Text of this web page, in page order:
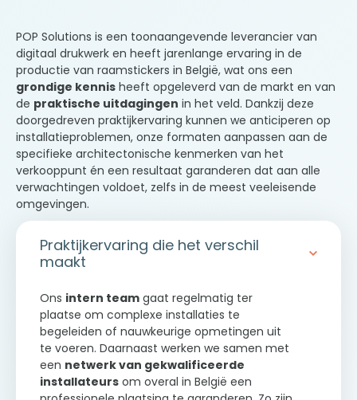
POP Solutions is een toonaangevende leverancier van
digitaal drukwerk en heeft jarenlange ervaring in de
productie van raamstickers in België, wat ons een
grondige kennis heeft opgeleverd van de markt en van
de praktische uitdagingen in het veld. Dankzij deze
doorgedreven praktijkervaring kunnen we anticiperen op
installatieproblemen, onze formaten aanpassen aan de
specifieke architectonische kenmerken van het
verkooppunt én een resultaat garanderen dat aan alle
verwachtingen voldoet, zelfs in de meest veeleisende
omgevingen.
Praktijkervaring die het verschil
maakt
Ons intern team gaat regelmatig ter
plaatse om complexe installaties te
begeleiden of nauwkeurige opmetingen uit
te voeren. Daarnaast werken we samen met
een netwerk van gekwalificeerde
installateurs om overal in België een